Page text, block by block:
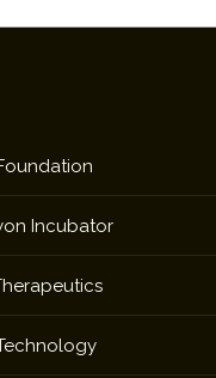
Incubator